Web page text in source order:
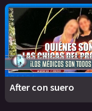
After con suero